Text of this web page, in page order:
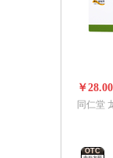
￥28.00
同仁堂
OTC